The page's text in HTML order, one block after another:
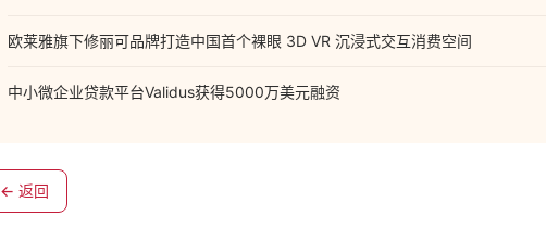
欧莱雅旗下修丽可品牌打造中国首个裸眼 3D VR 沉浸式交互消费空间
中小微企业贷款平台Validus获得5000万美元融资
← 返回